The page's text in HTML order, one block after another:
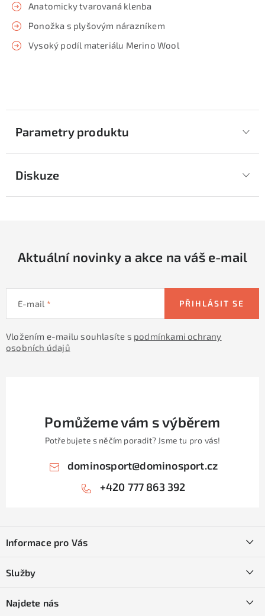
Anatomicky tvarovaná klenba
Ponožka s plyšovým nárazníkem
Vysoký podíl materiálu Merino Wool
Parametry produktu
Diskuze
Aktuální novinky a akce na váš e-mail
E-mail
Vložením e-mailu souhlasíte s podmínkami ochrany
osobních údajů
PŘIHLÁSIT SE
Pomůžeme vám s výběrem
Potřebujete s něčím poradit? Jsme tu pro vás!
dominosport@dominosport.cz
+420 777 863 392
pInformace pro Vás
Obchodní podmínky
Služby
Najdete nás